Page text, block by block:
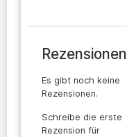
Rezensionen
Es gibt noch keine
Rezensionen.
Schreibe die erste
Rezension für